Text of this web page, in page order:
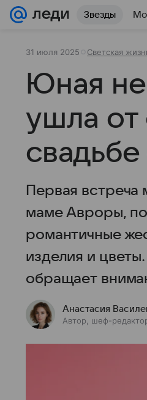
Звезды
31 июля 2025 Светская
Юная
ушла от
Первая встреча
маме Авроры,
романтичные
изделия и
обращает
Анастасия
Автор, шеф-